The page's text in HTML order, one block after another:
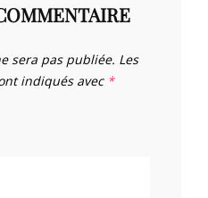
sera pas publiée. Les
indiqués avec *